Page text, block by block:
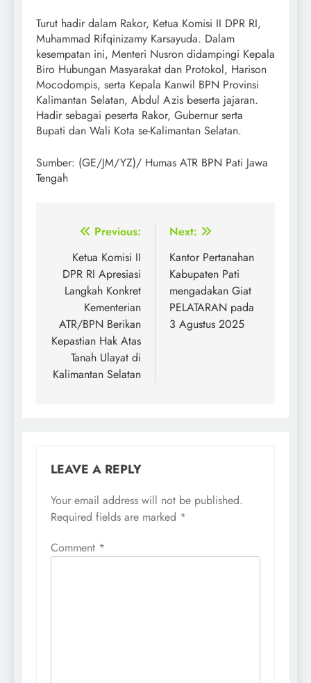
Turut hadir dalam Rakor, Ketua Komisi II DPR RI,
Muhammad Rifqinizamy Karsayuda. Dalam
kesempatan ini, Menteri Nusron didampingi Kepala
Biro Hubungan Masyarakat dan Protokol, Harison
Mocodompis, serta Kepala Kanwil BPN Provinsi
Kalimantan Selatan, Abdul Azis beserta jajaran.
Hadir sebagai peserta Rakor, Gubernur serta
Bupati dan Wali Kota se-Kalimantan Selatan.
Sumber: (GE/JM/YZ)/ Humas ATR BPN Pati Jawa
Tengah
Post
navigation
Previous:
Ketua Komisi II
DPR RI Apresiasi
Langkah Konkret
Kementerian
ATR/BPN Berikan
Kepastian Hak Atas
Tanah Ulayat di
Kalimantan Selatan
Next:
Kantor Pertanahan
Kabupaten Pati
mengadakan Giat
PELATARAN pada
3 Agustus 2025
LEAVE A REPLY
Your email address will not be published.
Required fields are marked *
Comment *